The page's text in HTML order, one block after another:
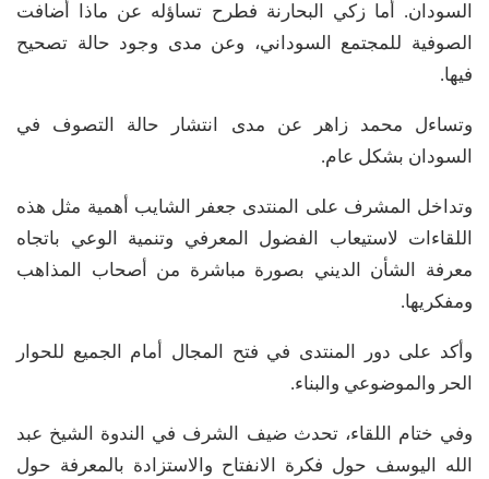
السودان. أما زكي البحارنة فطرح تساؤله عن ماذا أضافت
الصوفية للمجتمع السوداني، وعن مدى وجود حالة تصحيح
فيها.
وتساءل محمد زاهر عن مدى انتشار حالة التصوف في
السودان بشكل عام.
وتداخل المشرف على المنتدى جعفر الشايب أهمية مثل هذه
اللقاءات لاستيعاب الفضول المعرفي وتنمية الوعي باتجاه
معرفة الشأن الديني بصورة مباشرة من أصحاب المذاهب
ومفكريها.
وأكد على دور المنتدى في فتح المجال أمام الجميع للحوار
الحر والموضوعي والبناء.
وفي ختام اللقاء، تحدث ضيف الشرف في الندوة الشيخ عبد
الله اليوسف حول فكرة الانفتاح والاستزادة بالمعرفة حول